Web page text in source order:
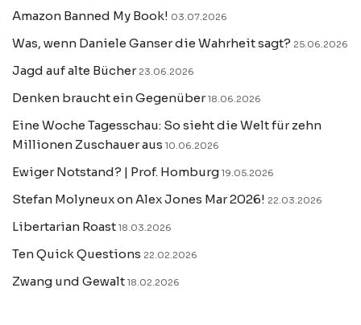
Amazon Banned My Book! 03.07.2026
Was, wenn Daniele Ganser die Wahrheit sagt? 25.06.2026
Jagd auf alte Bücher 23.06.2026
Denken braucht ein Gegenüber 18.06.2026
Eine Woche Tagesschau: So sieht die Welt für zehn
Millionen Zuschauer aus 10.06.2026
Ewiger Notstand? | Prof. Homburg 19.05.2026
Stefan Molyneux on Alex Jones Mar 2026! 22.03.2026
Libertarian Roast 18.03.2026
Ten Quick Questions 22.02.2026
Zwang und Gewalt 18.02.2026